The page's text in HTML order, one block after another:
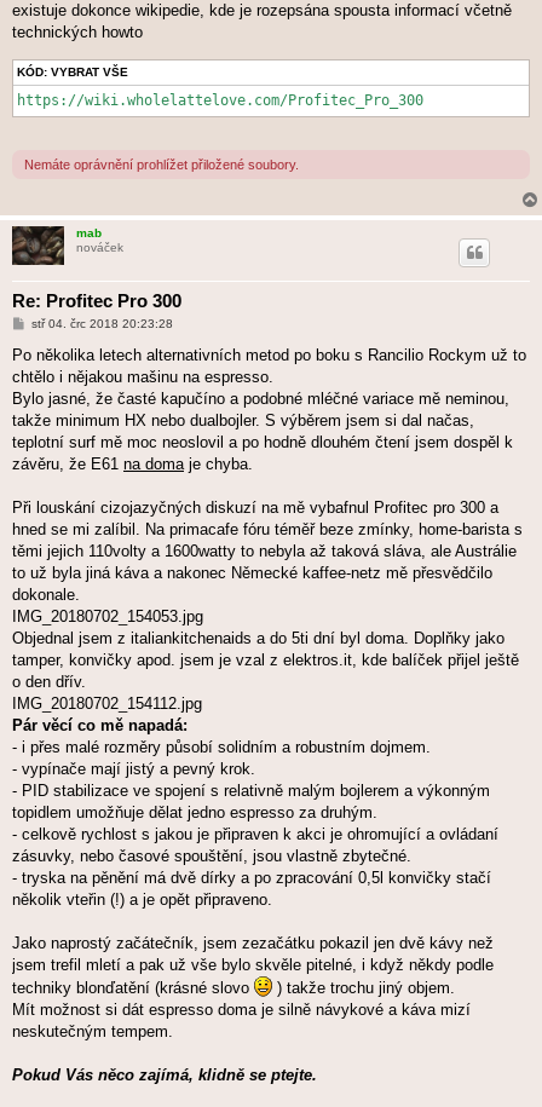
existuje dokonce wikipedie, kde je rozepsána spousta informací včetně
technických howto
KÓD: VYBRAT VŠE
https://wiki.wholelattelove.com/Profitec_Pro_300
Nemáte oprávnění prohlížet přiložené soubory.
mab
nováček
Re: Profitec Pro 300
P
í
p
ě
v
e
k
stř 04. črc 2018 20:23:28
Po několika letech alternativních metod po boku s Rancilio Rockym už to
chtělo i nějakou mašinu na espresso.
Bylo jasné, že časté kapučíno a podobné mléčné variace mě neminou,
takže minimum HX nebo dualbojler. S výběrem jsem si dal načas,
teplotní surf mě moc neoslovil a po hodně dlouhém čtení jsem dospěl k
závěru, že E61 na domaje chyba.
Při louskání cizojazyčných diskuzí na mě vybafnul Profitec pro 300 a
hned se mi zalíbil. Na primacafe fóru téměř beze zmínky, home-barista s
těmi jejich 110volty a 1600watty to nebyla až taková sláva, ale Austrálie
to už byla jiná káva a nakonec Německé kaffee-netz mě přesvědčilo
dokonale.
IMG_20180702_154053.jpg
Objednal jsem z italiankitchenaids a do 5ti dní byl doma. Doplňky jako
tamper, konvičky apod. jsem je vzal z elektros.it, kde balíček přijel ještě
o den dřív.
IMG_20180702_154112.jpg
Pár věcí co mě napadá:
- i přes malé rozměry působí solidním a robustním dojmem.
- vypínače mají jistý a pevný krok.
- PID stabilizace ve spojení s relativně malým bojlerem a výkonným
topidlem umožňuje dělat jedno espresso za druhým.
- celkově rychlost s jakou je připraven k akci je ohromující a ovládaní
zásuvky, nebo časové spouštění, jsou vlastně zbytečné.
- tryska na pěnění má dvě dírky a po zpracování 0,5l konvičky stačí
několik vteřin (!) a je opět připraveno.
Jako naprostý začátečník, jsem zezačátku pokazil jen dvě kávy než
jsem trefil mletí a pak už vše bylo skvěle pitelné, i když někdy podle
techniky blonďatění (krásné slovo
) takže trochu jiný objem.
Mít možnost si dát espresso doma je silně návykové a káva mizí
neskutečným tempem.
Pokud Vás něco zajímá, klidně se ptejte.